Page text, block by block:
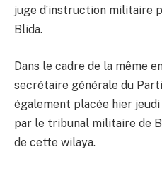
juge d’instruction militaire
Blida.
Dans le cadre de la même
secrétaire générale du
également placée hier
par le tribunal militaire de
de cette wilaya.